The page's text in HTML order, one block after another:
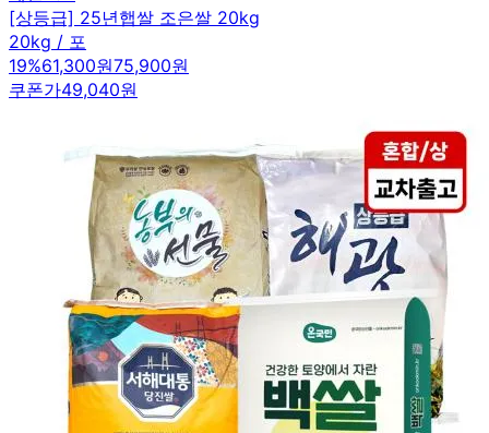
[상등급] 25년햅쌀 조은쌀 20kg
20kg / 포
19%61,300원75,900원
쿠폰가49,040원